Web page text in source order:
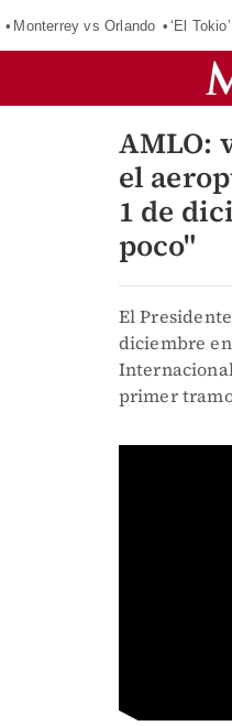
Monterrey vs Orlando ‘El Tokio’
AMLO:
el
1 de
poco"
El
diciembre
primer